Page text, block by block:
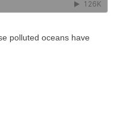
polluted oceans have